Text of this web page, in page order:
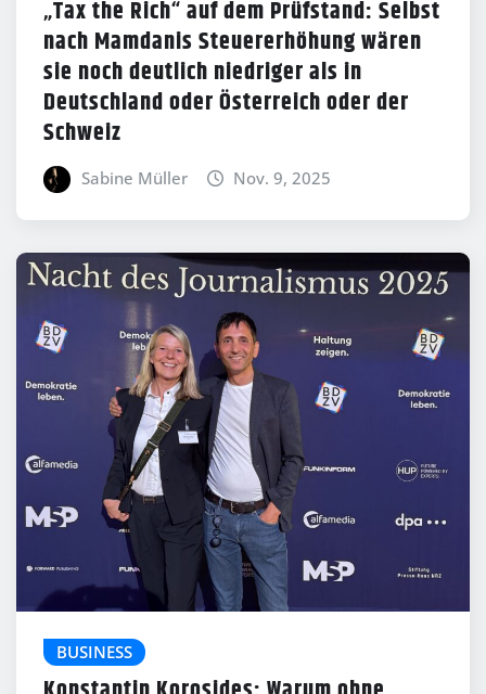
„Tax the Rich“ auf dem Prüfstand: Selbst
nach Mamdanis Steuererhöhung wären
sie noch deutlich niedriger als in
Deutschland oder Österreich oder der
Schweiz
Sabine Müller Nov. 9, 2025
BUSINESS